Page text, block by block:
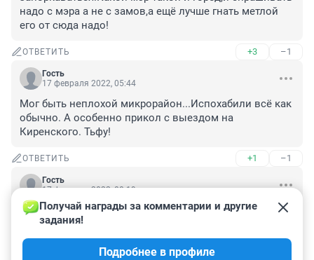
надо с мэра а не с замов,а ещё лучше гнать метлой
его от сюда надо!
ОТВЕТИТЬ +3 –1
Гость
17 февраля 2022, 05:44
Мог быть неплохой микрорайон...Испохабили всё как
обычно. А особенно прикол с выездом на
Киренского. Тьфу!
ОТВЕТИТЬ +1 –1
Гость
17 февраля 2022, 00:19
А когда накажут собственника и строителя почетного
фирмы ,,рестоврация"? - ведь его накащать надо он
строил этот дом и сколько людеи при этом еще
Получай награды за комментарии и другие
задания!
Подробнее в профиле